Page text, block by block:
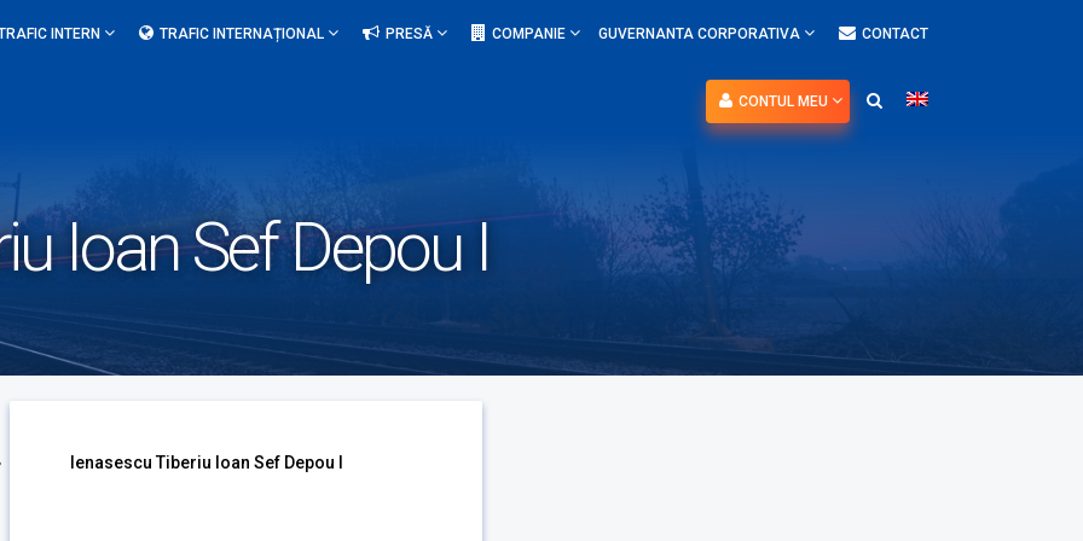
INTERN TRAFIC INTERNAȚIONAL PRESĂ COMPANIE GUVERNANTA CORPORATIVA CONTACT
CONTUL MEU
Ioan Sef Depou I
Ienasescu Tiberiu Ioan Sef Depou I